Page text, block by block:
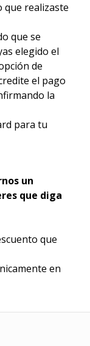
que realizaste
que se
elegido el
de
el pago
la
para tu
un
que diga
que
en